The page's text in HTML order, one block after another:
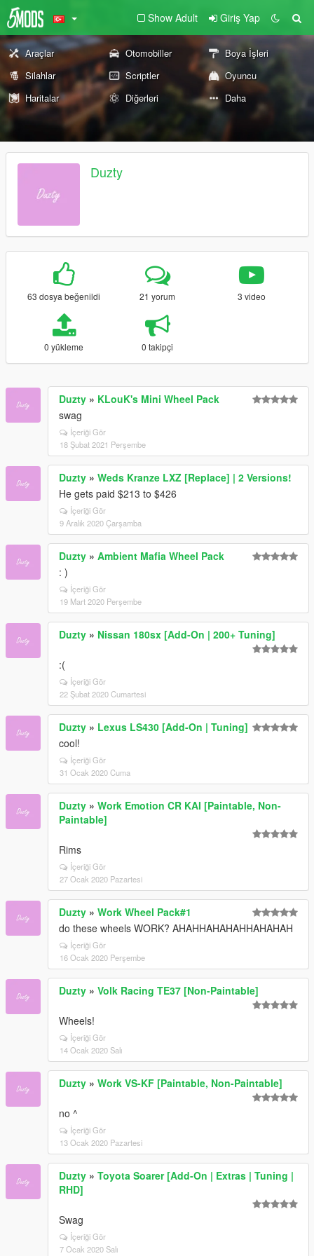
Show Adult Giriş Yap
Araçlar Otomobiller
Boya İşleri
Silahlar
Scriptler
Oyuncu
Haritalar
Diğerleri Daha
Duzty
63 dosya beğenildi 21 yorum 3 video
0 yükleme 0 takipçi
Duzty » KLouK's Mini Wheel Pack
swag
İçeriği Gör
18 Şubat 2021 Perşembe
Duzty » Weds Kranze LXZ [Replace] | 2 Versions!
He gets paid $213 to $426
İçeriği Gör
9 Aralık 2020 Çarşamba
Duzty » Ambient Mafia Wheel Pack
: )
İçeriği Gör
19 Mart 2020 Perşembe
Duzty » Nissan 180sx [Add-On | 200+ Tuning]
:(
İçeriği Gör
22 Şubat 2020 Cumartesi
Duzty » Lexus LS430 [Add-On | Tuning]
cool!
İçeriği Gör
31 Ocak 2020 Cuma
Duzty » Work Emotion CR KAI [Paintable, Non-
Paintable]
Rims
İçeriği Gör
27 Ocak 2020 Pazartesi
Duzty » Work Wheel Pack#1
do these wheels WORK? AHAHHAHAHAHHAHAHAH
İçeriği Gör
16 Ocak 2020 Perşembe
Duzty » Volk Racing TE37 [Non-Paintable]
Wheels!
İçeriği Gör
14 Ocak 2020 Salı
Duzty » Work VS-KF [Paintable, Non-Paintable]
no ^
İçeriği Gör
13 Ocak 2020 Pazartesi
Duzty » Toyota Soarer [Add-On | Extras | Tuning |
RHD]
Swag
İçeriği Gör
7 Ocak 2020 Salı